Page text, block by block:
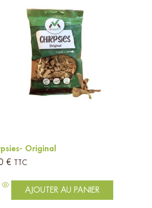
Original
€ TTC
AJOUTER AU PANIER